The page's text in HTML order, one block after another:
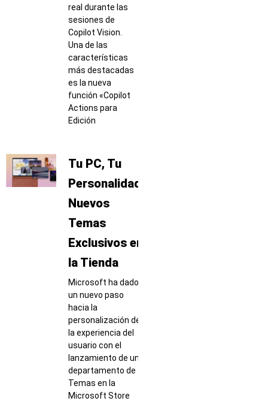
real durante las
sesiones de
Copilot Vision.
Una de las
características
más destacadas
es la nueva
función «Copilot
Actions para
Edición
Tu PC, Tu
Personalidad:
Nuevos
Temas
Exclusivos en
la Tienda
Microsoft ha dado
un nuevo paso
hacia la
personalización de
la experiencia del
usuario con el
lanzamiento de un
departamento de
Temas en la
Microsoft Store